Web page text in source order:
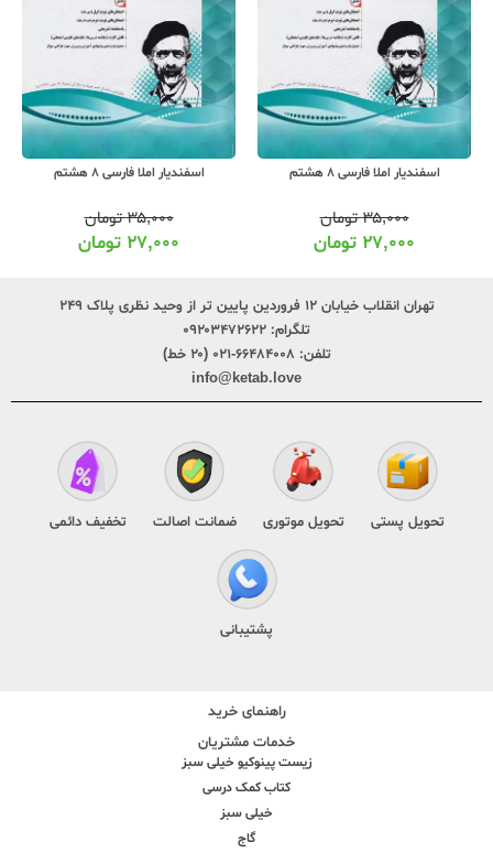
اسفندیار املا فارسی 8 هشتم
۳۵,۰۰۰تومان
۲۷,۰۰۰ تومان
اسفندیار املا فارسی 8 هشتم
۳۵,۰۰۰تومان
۲۷,۰۰۰ تومان
تهران انقلاب خیابان ۱۲ فروردین پایین تر از وحید نظری پلاک ۲۴۹
تلگرام: ۰۹۲۰۳۴۷۲۶۲۲
تلفن: ۶۶۴۸۴۰۰۸-۰۲۱ (۲۰ خط)
info@ketab.love
تحویل پستی تحویل موتوری ضمانت اصالت تخفیف دائمی
پشتیبانی
راهنمای خرید
خدمات مشتریان
زیست پینوکیو خیلی سبز
کتاب کمک درسی
خیلی سبز
گاج